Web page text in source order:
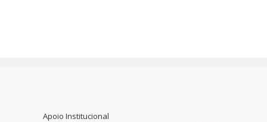
Apoio Institucional